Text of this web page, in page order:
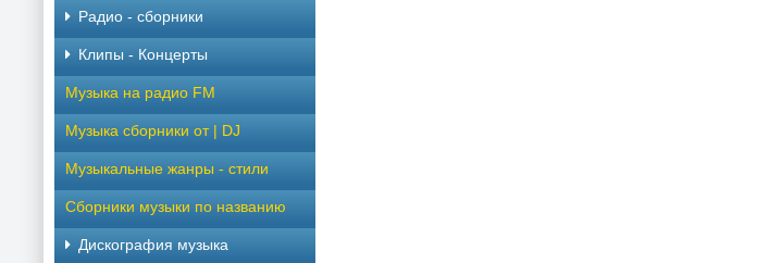
Радио - сборники
Клипы - Концерты
Музыка на радио FM
Музыка сборники от | DJ
Музыкальные жанры - стили
Сборники музыки по названию
Дискография музыка